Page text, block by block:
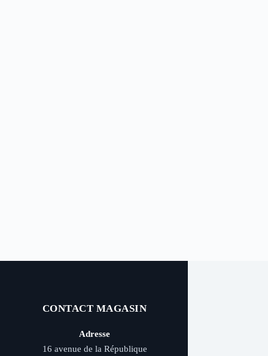
CONTACT MAGASIN
Adresse
16 avenue de la République